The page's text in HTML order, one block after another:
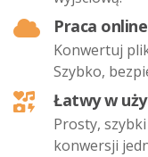
Praca online
Konwertuj
Szybko,
Łatwy w
Prosty,
konwersji